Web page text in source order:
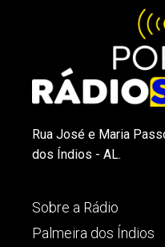
Rua José e Maria
dos Índios - AL.
Sobre a Rádio
Palmeira dos Índios